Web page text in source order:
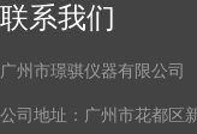
联系我们
广州市璟骐仪器有限公司
公司地址：广州市花都区